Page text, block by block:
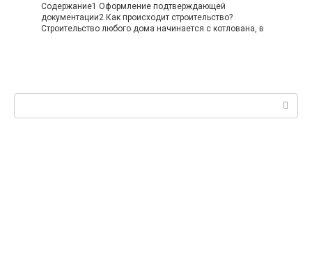
Содержание1 Оформление подтверждающей
документации2 Как происходит строительство?
Строительство любого дома начинается с котлована, в